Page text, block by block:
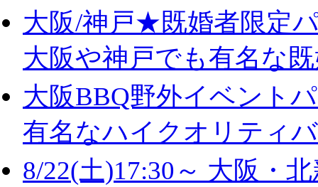
大阪/神戸★既婚者限定
大阪や神戸でも有名な
大阪BBQ野外イベント
有名なハイクオリティ
8/22(土)17:30～ 大阪・